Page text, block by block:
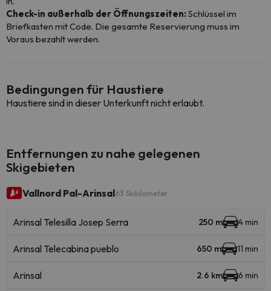
Check-in außerhalb der Öffnungszeiten:Schlüssel im
Briefkasten mit Code. Die gesamte Reservierung muss im
Voraus bezahlt werden.
Bedingungen für Haustiere
Haustiere sind in dieser Unterkunft nicht erlaubt.
Entfernungen zu nahe gelegenen
Skigebieten
Vallnord Pal-Arinsal63 Skikilometer
Arinsal Telesilla Josep Serra 250 m 4 min
Arinsal Telecabina pueblo 650 m 11 min
Arinsal 2.6 km 6 min